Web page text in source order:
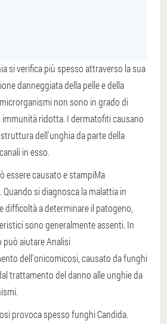
si verifica più spesso attraverso la sua
danneggiata della pelle e della
non sono in grado di
immunità ridotta. I dermatofiti causano
dell'unghia da parte della
in esso.
essere causato estampiMa
si diagnosca la malattia in
difficoltà a determinare il patogeno
sono generalmente assenti. In
può aiutareAnalisi
dell'onicomicosi , causato da funghi
trattamento del danno alle unghie da
provoca spesso funghiCandida.